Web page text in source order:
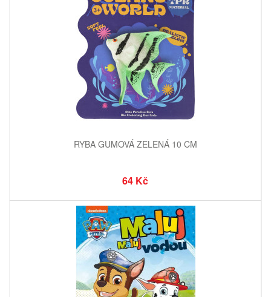
RYBA GUMOVÁ ZELENÁ 10 CM
64 Kč